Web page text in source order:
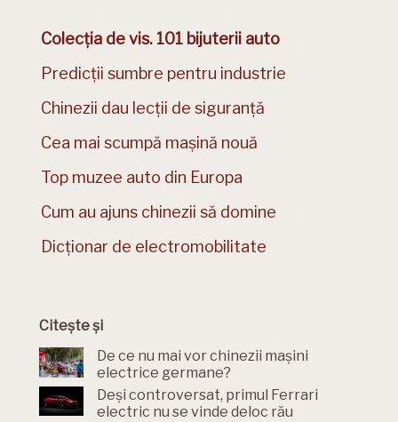
Colecția de vis. 101 bijuterii auto
Predicții sumbre pentru industrie
Chinezii dau lecții de siguranță
Cea mai scumpă mașină nouă
Top muzee auto din Europa
Cum au ajuns chinezii să domine
Dicționar de electromobilitate
Citește și
De ce nu mai vor chinezii mașini
electrice germane?
Deși controversat, primul Ferrari
electric nu se vinde deloc rău